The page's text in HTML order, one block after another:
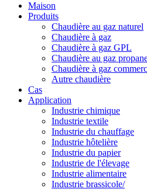
Maison
Produits
Chaudière au gaz naturel
Chaudière à gaz
Chaudière à gaz GPL
Chaudière au gaz
Chaudière à gaz
Autre chaudière
Cas
Application
Industrie chimique
Industrie textile
Industrie du chauffage
Industrie hôtelière
Industrie du papier
Industrie de l'élevage
Industrie alimentaire
Industrie brassicole/